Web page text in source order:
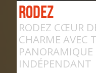
Rodez
RODEZ CŒUR
CHARME AVEC
INDÉPENDANT